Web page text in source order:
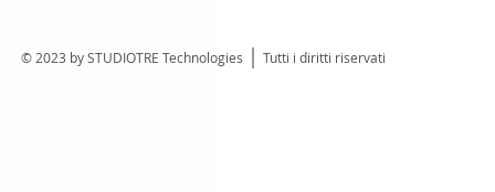
© 2023 by STUDIOTRE Technologies Tutti i diritti riservati